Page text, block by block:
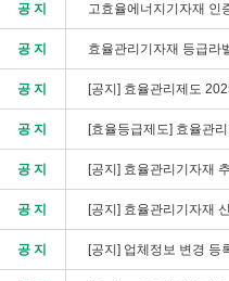
공 지 고효율에너지기자재 인
공 지 효율관리기자재 등급라
공 지 [공지] 효율관리제도
공 지 [효율등급제도] 효율관
공 지 [공지] 효율관리기자재
공 지 [공지] 효율관리기자재
공 지 [공지] 업체정보 변경 등